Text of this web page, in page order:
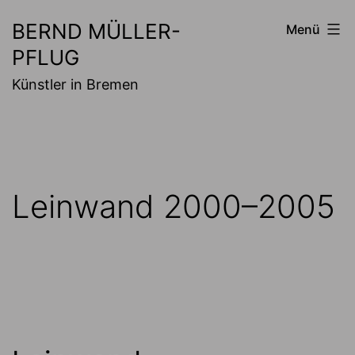
Inhalt
springen
BERND MÜLLER-
PFLUG
Künstler in Bremen
Menü
Leinwand 2000–2005